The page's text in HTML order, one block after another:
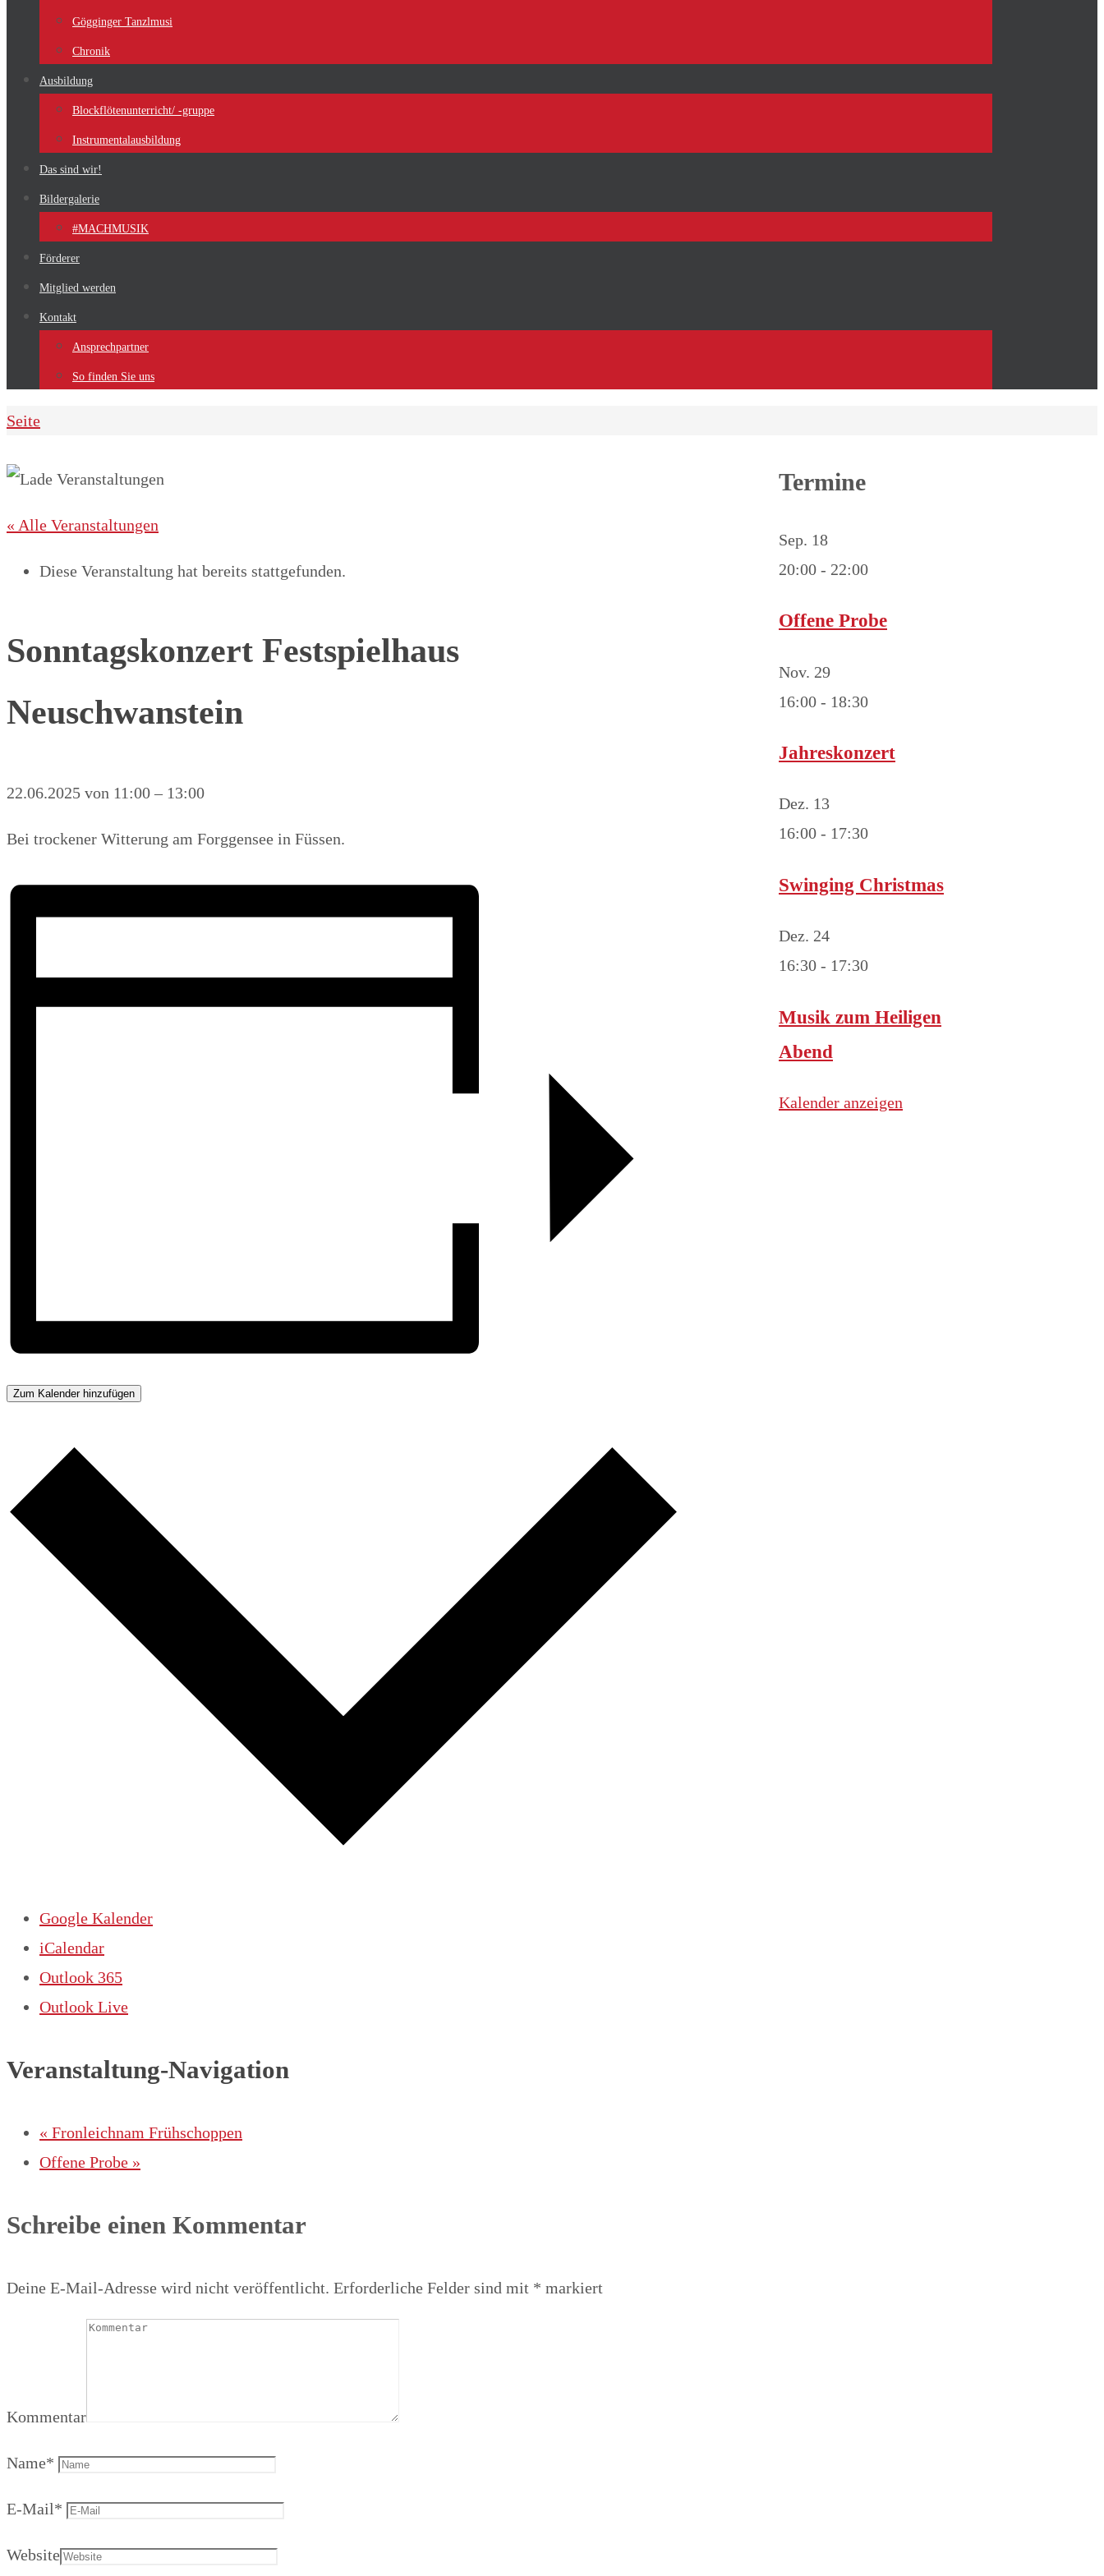
Gögginger Tanzlmusi
Chronik
Ausbildung
Blockflötenunterricht/ -gruppe
Instrumentalausbildung
Das sind wir!
Bildergalerie
#MACHMUSIK
Förderer
Mitglied werden
Kontakt
Ansprechpartner
So finden Sie uns
Home
Seite
« Alle Veranstaltungen
Diese Veranstaltung hat bereits stattgefunden.
Sonntagskonzert Festspielhaus
Neuschwanstein
22.06.2025 von 11:00– 13:00
Bei trockener Witterung am Forggensee in Füssen.
Zum Kalender hinzufügen
Google Kalender
iCalendar
Outlook 365
Outlook Live
Veranstaltung-Navigation
« Fronleichnam Frühschoppen
Offene Probe »
Schreibe einen Kommentar
Deine E-Mail-Adresse wird nicht veröffentlicht. Erforderliche Felder sind mit * markiert
Kommentar
Name*
E-Mail*
Website
Termine
Sep. 18
20:00 - 22:00
Offene Probe
Nov. 29
16:00 - 18:30
Jahreskonzert
Dez. 13
16:00 - 17:30
Swinging Christmas
Dez. 24
16:30 - 17:30
Musik zum Heiligen
Abend
Kalender anzeigen